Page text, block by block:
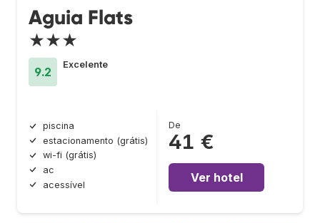
Aguia Flats
★★★
9.2
Excelente
piscina
estacionamento (grátis)
wi-fi (grátis)
ac
acessível
De
41 €
Ver hotel